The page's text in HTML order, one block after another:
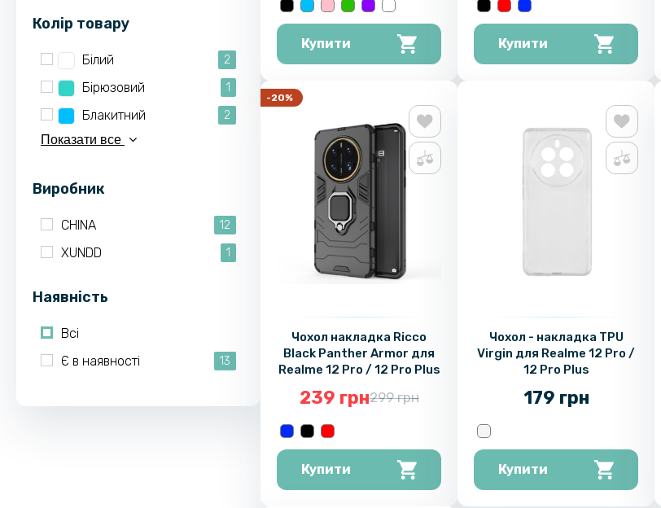
Колір товару
Білий 2
Бірюзовий 1
Блакитний
2
Показати все
Виробник
CHINA 12
XUNDD 1
Наявність
Всі
Є в наявності
13
для камери
Купити Купити
-20%
Чохол накладка Ricco
Black Panther Armor для
Realme 12 Pro / 12 Pro Plus
239 грн299 грн
Купити
Чохол - накладка TPU
Virgin для Realme 12 Pro /
12 Pro Plus
179 грн
Купити